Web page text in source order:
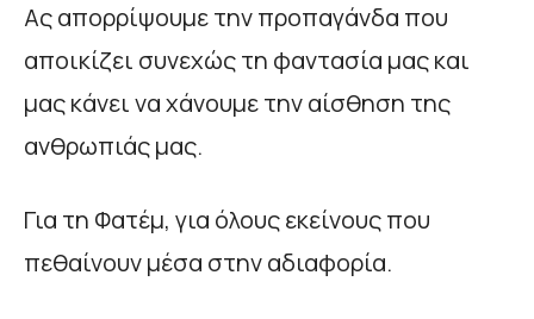
Ας απορρίψουμε την προπαγάνδα που
αποικίζει συνεχώς τη φαντασία μας και
μας κάνει να χάνουμε την αίσθηση της
ανθρωπιάς μας.
Για τη Φατέμ, για όλους εκείνους που
πεθαίνουν μέσα στην αδιαφορία.